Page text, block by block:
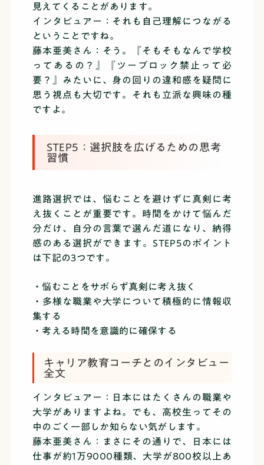
見えてくることがあります。
インタビュアー：それも自己理解につながる
ということですね。
藤本亜美さん：そう。『そもそもなんで学校
ってあるの？』『ツーブロック禁止って必
要？』みたいに、身の回りの違和感を疑問に
思う視点も大切です。それも立派な興味の種
ですよ。
STEP5：選択肢を広げるための思考
習慣
進路選択では、悩むことを避けずに真剣に考
え抜くことが重要です。時間をかけて悩んだ
分だけ、自分の言葉で選んだ道になり、納得
感のある選択ができます。STEP5のポイント
は下記の3つです。
・悩むことをサボらず真剣に考え抜く
・多様な職業や大学について積極的に情報収
集する
・考える時間を意識的に確保する
キャリア教育コーチとのインタビュー
全文
インタビュアー：日本にはたくさんの職業や
大学がありますよね。でも、高校生ってその
中のごく一部しか知らない気がします。
藤本亜美さん：まさにその通りで、日本には
仕事が約1万9000種類、大学が800校以上あ